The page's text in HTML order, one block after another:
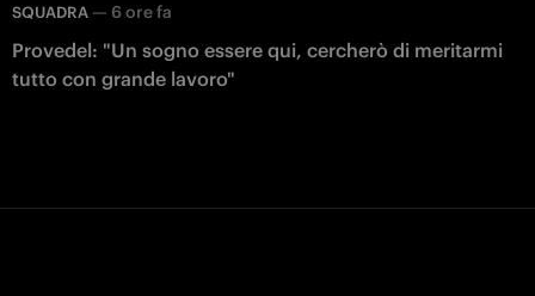
SQUADRA — 6 ore fa
Provedel: "Un sogno essere qui, cercherò di meritarmi
tutto con grande lavoro"